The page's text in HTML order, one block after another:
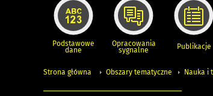
Podstawowe
dane
Opracowania
sygnalne Publikacje
Strona główna Obszary tematyczne Nauka i